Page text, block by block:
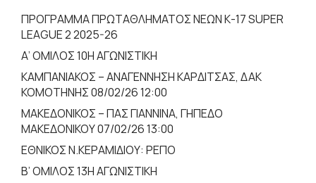
ΠΡΟΓΡΑΜΜΑ ΠΡΩΤΑΘΛΗΜΑΤΟΣ ΝΕΩΝ Κ-17 SUPER
LEAGUE 2 2025-26
Α’ ΟΜΙΛΟΣ 10Η ΑΓΩΝΙΣΤΙΚΗ
ΚΑΜΠΑΝΙΑΚΟΣ – ΑΝΑΓΕΝΝΗΣΗ ΚΑΡΔΙΤΣΑΣ, ΔΑΚ
ΚΟΜΟΤΗΝΗΣ 08/02/26 12:00
ΜΑΚΕΔΟΝΙΚΟΣ – ΠΑΣ ΓΙΑΝΝΙΝΑ, ΓΗΠΕΔΟ
ΜΑΚΕΔΟΝΙΚΟΥ 07/02/26 13:00
ΕΘΝΙΚΟΣ Ν.ΚΕΡΑΜΙΔΙΟΥ: ΡΕΠΟ
Β’ ΟΜΙΛΟΣ 13H ΑΓΩΝΙΣΤΙΚΗ